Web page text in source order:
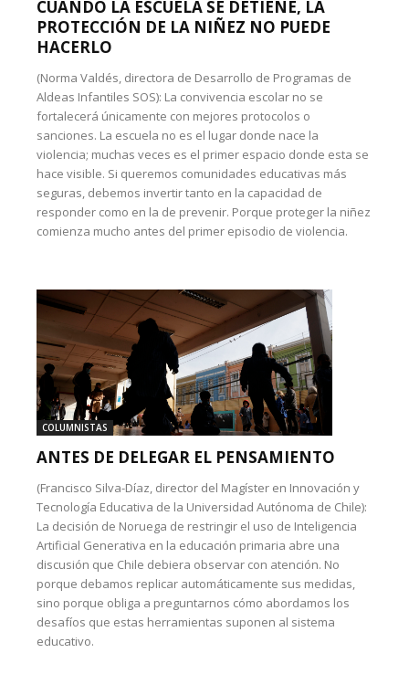
CUANDO LA ESCUELA SE DETIENE, LA
PROTECCIÓN DE LA NIÑEZ NO PUEDE
HACERLO
(Norma Valdés, directora de Desarrollo de Programas de
Aldeas Infantiles SOS): La convivencia escolar no se
fortalecerá únicamente con mejores protocolos o
sanciones. La escuela no es el lugar donde nace la
violencia; muchas veces es el primer espacio donde esta se
hace visible. Si queremos comunidades educativas más
seguras, debemos invertir tanto en la capacidad de
responder como en la de prevenir. Porque proteger la niñez
comienza mucho antes del primer episodio de violencia.
COLUMNISTAS
ANTES DE DELEGAR EL PENSAMIENTO
(Francisco Silva-Díaz, director del Magíster en Innovación y
Tecnología Educativa de la Universidad Autónoma de Chile):
La decisión de Noruega de restringir el uso de Inteligencia
Artificial Generativa en la educación primaria abre una
discusión que Chile debiera observar con atención. No
porque debamos replicar automáticamente sus medidas,
sino porque obliga a preguntarnos cómo abordamos los
desafíos que estas herramientas suponen al sistema
educativo.